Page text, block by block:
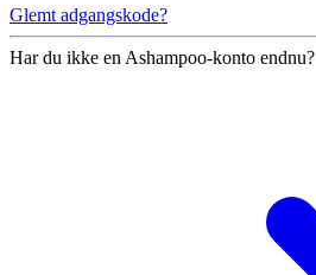
Glemt adgangskode?
Har du ikke en Ashampoo-konto endnu?